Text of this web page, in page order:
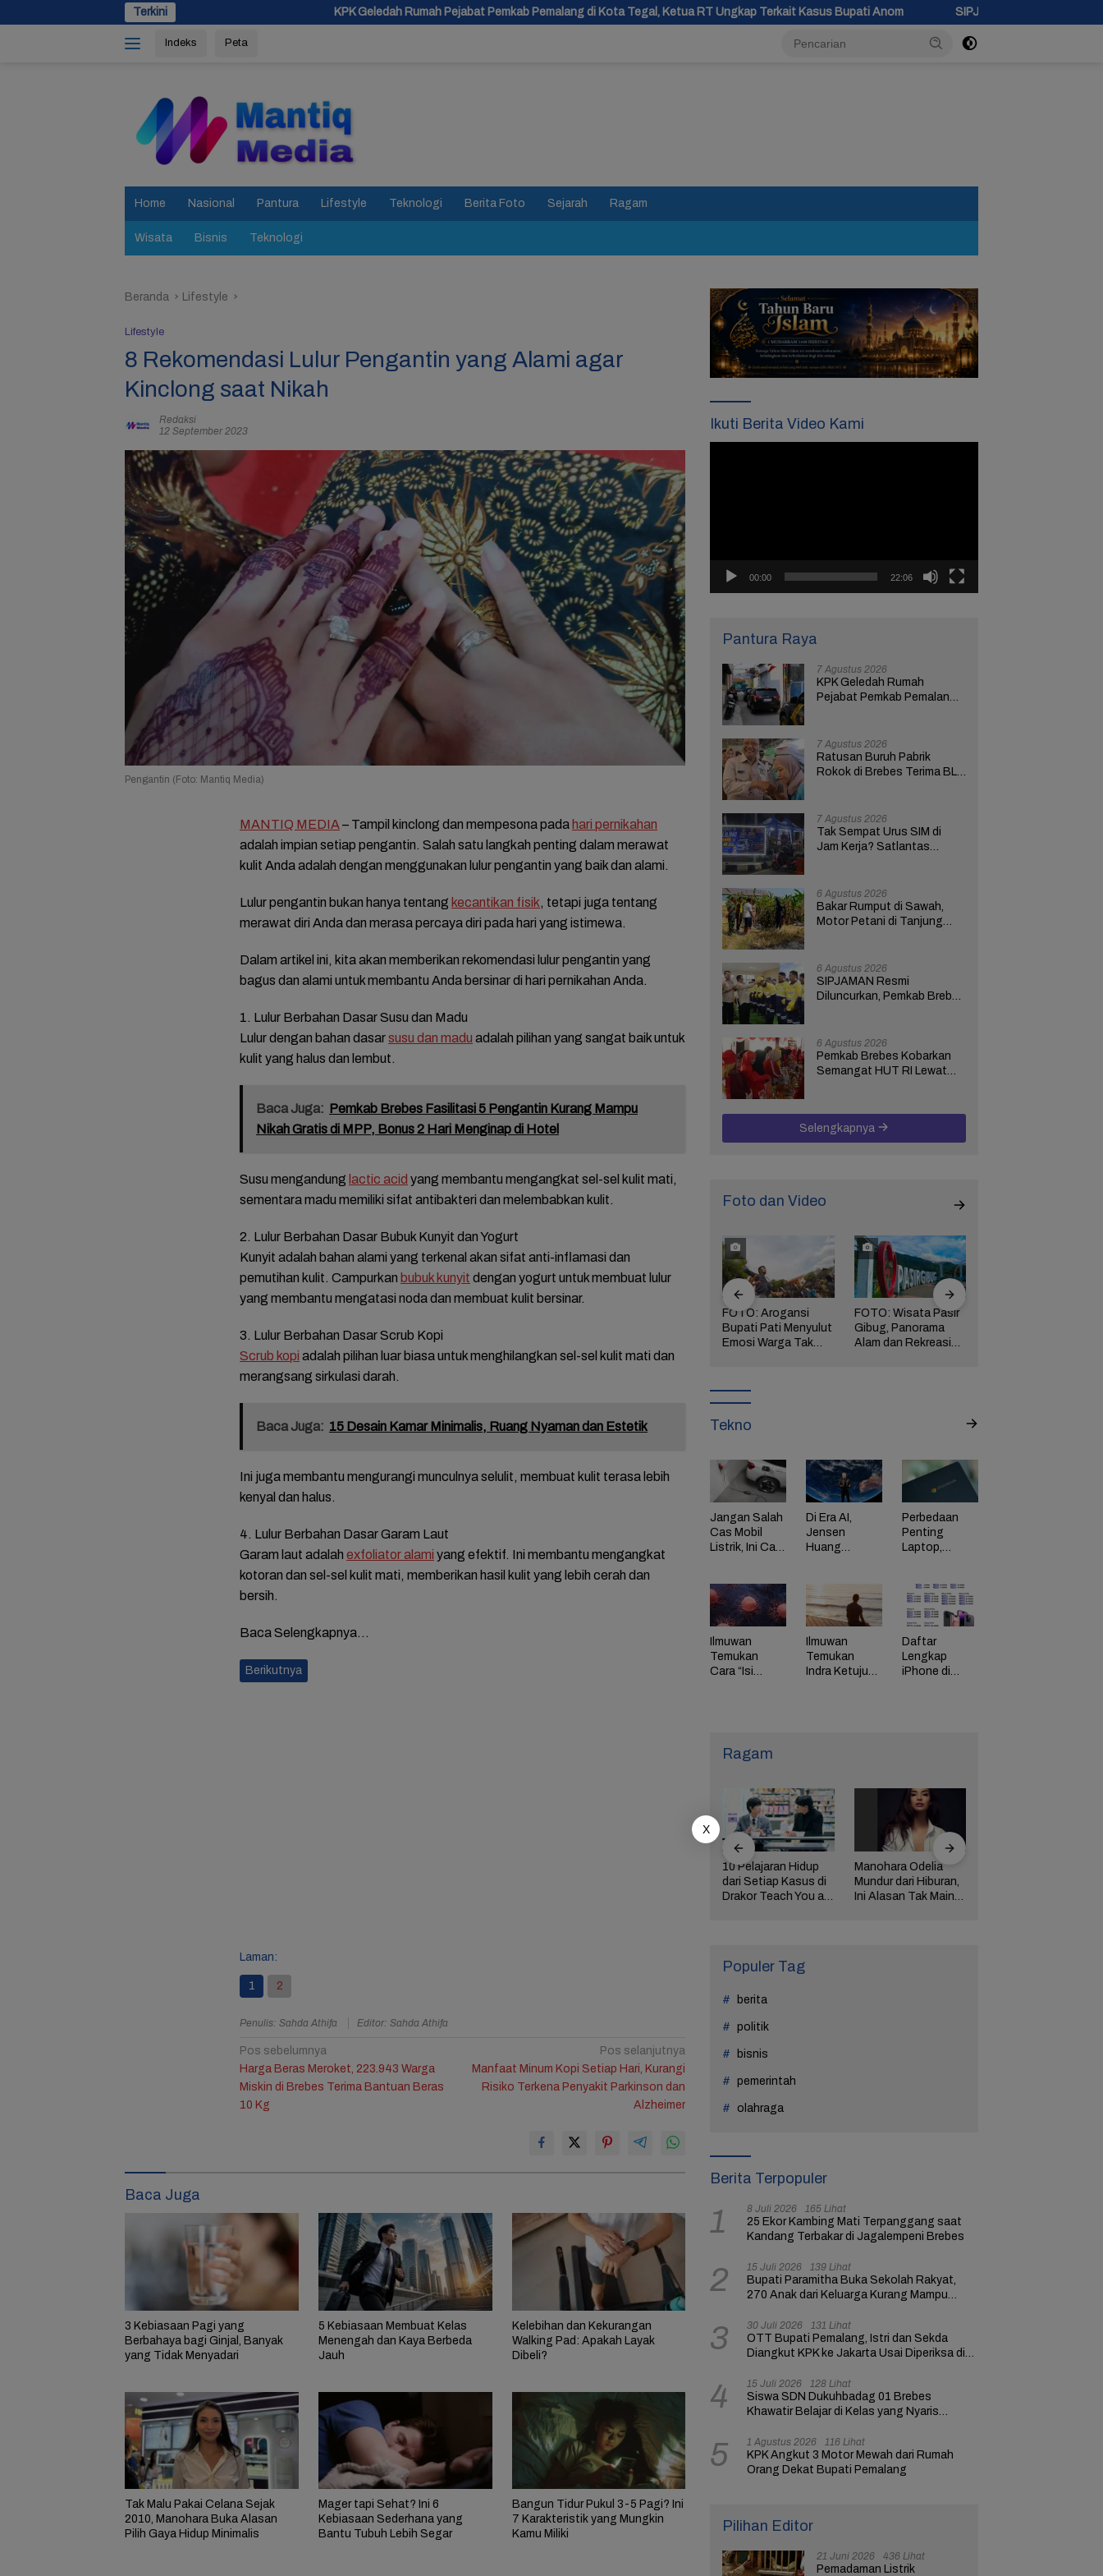
ke
Terkini KPK Geledah Rumah Pejabat Pemkab Pemalang di Kota Tegal, Ketua RT Ungkap Terkait Kasus Bupati Anom SIPJAMAN Resmi Diluncurkan, Pemkab Brebes
Indeks Peta
Home Nasional Pantura Lifestyle Teknologi Berita Foto Sejarah Ragam
Wisata Bisnis Teknologi
Beranda Lifestyle
Lifestyle
8 Rekomendasi Lulur Pengantin yang Alami agar
Kinclong saat Nikah
Redaksi
12 September 2023
Pengantin (Foto: Mantiq Media)
MANTIQ MEDIA – Tampil kinclong dan mempesona pada hari pernikahan
adalah impian setiap pengantin. Salah satu langkah penting dalam merawat
kulit Anda adalah dengan menggunakan lulur pengantin yang baik dan alami.
Lulur pengantin bukan hanya tentang kecantikan fisik, tetapi juga tentang
merawat diri Anda dan merasa percaya diri pada hari yang istimewa.
Dalam artikel ini, kita akan memberikan rekomendasi lulur pengantin yang
bagus dan alami untuk membantu Anda bersinar di hari pernikahan Anda.
1. Lulur Berbahan Dasar Susu dan Madu
Lulur dengan bahan dasarsusu dan madu adalah pilihan yang sangat baik untuk
kulit yang halus dan lembut.
Baca Juga: Pemkab Brebes Fasilitasi 5 Pengantin Kurang Mampu
Nikah Gratis di MPP, Bonus 2 Hari Menginap di Hotel
Susu mengandung lactic acid yang membantu mengangkat sel-sel kulit mati,
sementara madu memiliki sifat antibakteri dan melembabkan kulit.
2. Lulur Berbahan Dasar Bubuk Kunyit dan Yogurt
Kunyit adalah bahan alami yang terkenal akan sifat anti-inflamasi dan
pemutihan kulit. Campurkan bubuk kunyit dengan yogurt untuk membuat lulur
yang membantu mengatasi noda dan membuat kulit bersinar.
3. Lulur Berbahan Dasar Scrub Kopi
Scrub kopi adalah pilihan luar biasa untuk menghilangkan sel-sel kulit mati dan
merangsang sirkulasi darah.
Baca Juga: 15 Desain Kamar Minimalis, Ruang Nyaman dan Estetik
Ini juga membantu mengurangi munculnya selulit, membuat kulit terasa lebih
kenyal dan halus.
4. Lulur Berbahan Dasar Garam Laut
Garam laut adalah exfoliator alami yang efektif. Ini membantu mengangkat
kotoran dan sel-sel kulit mati, memberikan hasil kulit yang lebih cerah dan
bersih.
Baca Selengkapnya…
Berikutnya
Laman:
1 2
Penulis: Sahda Athifa Editor: Sahda Athifa
Navigasi
pos
Pos sebelumnya
Harga Beras Meroket, 223.943 Warga
Miskin di Brebes Terima Bantuan Beras
10 Kg
Pos selanjutnya
Manfaat Minum Kopi Setiap Hari, Kurangi
Risiko Terkena Penyakit Parkinson dan
Alzheimer
Baca Juga
3 Kebiasaan Pagi yang
Berbahaya bagi Ginjal, Banyak
yang Tidak Menyadari
5 Kebiasaan Membuat Kelas
Menengah dan Kaya Berbeda
Jauh
Kelebihan dan Kekurangan
Walking Pad: Apakah Layak
Dibeli?
Tak Malu Pakai Celana Sejak
2010, Manohara Buka Alasan
Pilih Gaya Hidup Minimalis
Mager tapi Sehat? Ini 6
Kebiasaan Sederhana yang
Bantu Tubuh Lebih Segar
Bangun Tidur Pukul 3-5 Pagi? Ini
7 Karakteristik yang Mungkin
Kamu Miliki
Ikuti Berita Video Kami
00:00 22:06
Pantura Raya
7 Agustus 2026
KPK Geledah Rumah
Pejabat Pemkab Pemalang
Bupati Anom
7 Agustus 2026
Ratusan Buruh Pabrik
Rokok di Brebes Terima BLT
7 Agustus 2026
Tak Sempat Urus SIM di
Jam Kerja? Satlantas
Hari
6 Agustus 2026
Bakar Rumput di Sawah,
Motor Petani di Tanjung
6 Agustus 2026
SIPJAMAN Resmi
Diluncurkan, Pemkab Brebes
6 Agustus 2026
Pemkab Brebes Kobarkan
Semangat HUT RI Lewat
Selengkapnya
Foto dan Video
Mariah Agenda
Tasyakuran Sambut
Bupati Brebes
Mitha-Wurja
Wisata Kekinian
Gelondongan Kayu
FOTO: Arogansi
Bupati Pati Menyulut
Emosi Warga Tak
Kekuasaan!
FOTO: Wisata Pasir
Gibug, Panorama
Alam dan Rekreasi
Tekno
Jangan Salah
Cas Mobil
Listrik, Ini Cara
PLN di HP
Di Era AI,
Jensen
Huang
Karyawan
Tinggi
Perbedaan
Penting
Laptop,
Ilmuwan
Temukan
Cara “Isi
Ilmuwan
Temukan
Indra Ketujuh
Daftar
Lengkap
iPhone di
Ragam
10 Pelajaran Hidup
dari Setiap Kasus di
Drakor Teach You a
Manohara Odelia
Mundur dari Hiburan,
Ini Alasan Tak Main
Populer Tag
berita
politik
bisnis
pemerintah
olahraga
Berita Terpopuler
1 8 Juli 2026 165 Lihat
25 Ekor Kambing Mati Terpanggang saat
Kandang Terbakar di Jagalempeni Brebes
2 15 Juli 2026 139 Lihat
Bupati Paramitha Buka Sekolah Rakyat,
270 Anak dari Keluarga Kurang Mampu
3 30 Juli 2026 131 Lihat
OTT Bupati Pemalang, Istri dan Sekda
Diangkut KPK ke Jakarta Usai Diperiksa di
4 15 Juli 2026 128 Lihat
Siswa SDN Dukuhbadag 01 Brebes
Khawatir Belajar di Kelas yang Nyaris
5 1 Agustus 2026 116 Lihat
KPK Angkut 3 Motor Mewah dari Rumah
Orang Dekat Bupati Pemalang
Pilihan Editor
21 Juni 2026 436 Lihat
Pemadaman Listrik
X